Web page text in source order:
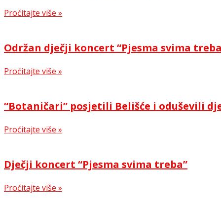
Proćitajte više »
Održan dječji koncert “Pjesma svima
Proćitajte više »
“Botaničari” posjetili Belišće i oduševili
Proćitajte više »
Dječji koncert “Pjesma svima treba”
Proćitajte više »